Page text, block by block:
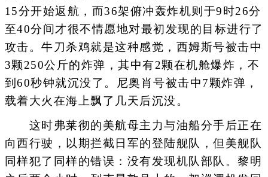
15分开始返航，而36架俯冲轰炸机则于9时26分
至40分间才很不情愿地对最初发现的目标进行了
攻击。牛刀杀鸡就是这种感觉，西姆斯号被击中
3颗250公斤的炸弹，其中有2颗在机舱爆炸，不
到60秒钟就沉没了。尼奥肖号被击中7颗炸弹，
载着大火在海上飘了几天后沉没。
这时弗莱彻的美航母主力与油船分手后正在
向西行驶，以期拦截日军的登陆舰队，但美舰队
同样犯了同样的错误：没有发现机队部队。黎明